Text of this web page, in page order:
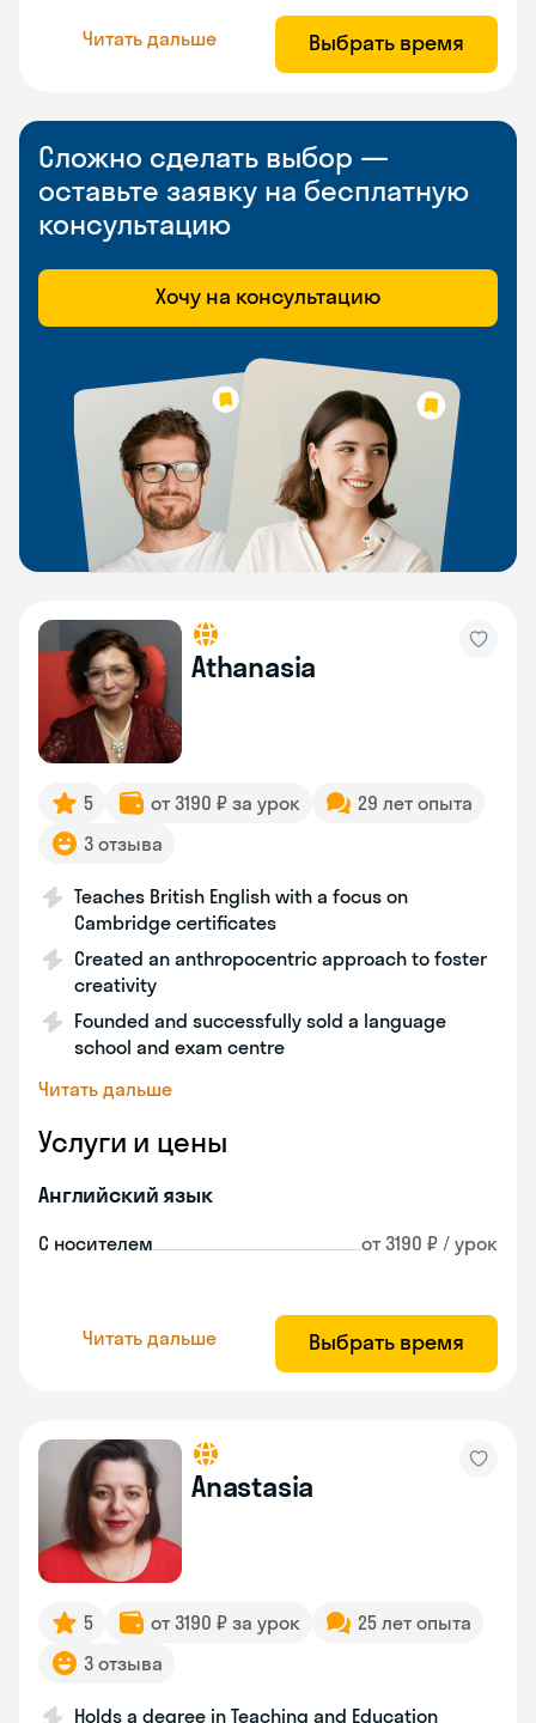
Читать дальше Выбрать время
Сложно сделать выбор —
оставьте заявку на бесплатную
консультацию
Хочу на консультацию
Athanasia
5 от 3190 ₽ за урок
29 лет опыта
3 отзыва
Teaches British English with a focus on
Cambridge certificates
Created an anthropocentric approach to foster
creativity
Founded and successfully sold a language
school and exam centre
Читать дальше
Услуги и цены
Английский язык
С носителем от 3190 ₽ / урок
Читать дальше Выбрать время
Anastasia
5 от 3190 ₽ за урок
25 лет опыта
3 отзыва
Holds a degree in Teaching and Education